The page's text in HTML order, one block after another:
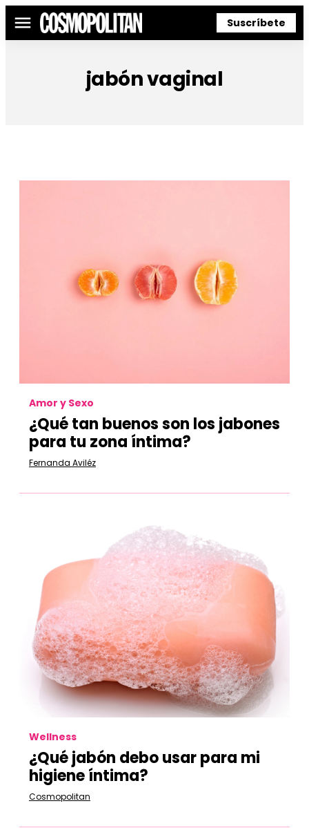
Menú Suscríbete
jabón vaginal
Amor y Sexo
¿Qué tan buenos son los jabones
para tu zona íntima?
Fernanda Aviléz
Wellness
¿Qué jabón debo usar para mi
higiene íntima?
Cosmopolitan